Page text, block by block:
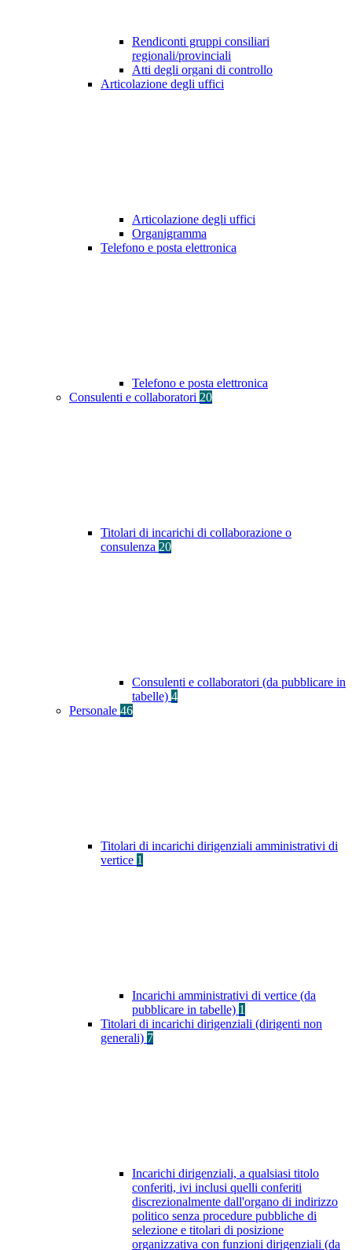
Rendiconti gruppi consiliari
regionali/provinciali
Atti degli organi di controllo
Articolazione degli uffici
Articolazione degli uffici
Organigramma
Telefono e posta elettronica
Telefono e posta elettronica
Consulenti e collaboratori 20
Titolari di incarichi di collaborazione o
consulenza 20
Consulenti e collaboratori (da pubblicare in
tabelle) 4
Personale 46
Titolari di incarichi dirigenziali amministrativi di
vertice 1
Incarichi amministrativi di vertice (da
pubblicare in tabelle) 1
Titolari di incarichi dirigenziali (dirigenti non
generali) 7
Incarichi dirigenziali, a qualsiasi titolo
conferiti, ivi inclusi quelli conferiti
discrezionalmente dall'organo di indirizzo
politico senza procedure pubbliche di
selezione e titolari di posizione
organizzativa con funzioni dirigenziali (da